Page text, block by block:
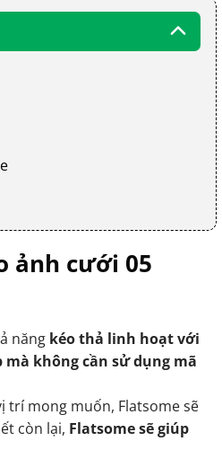
ảnh cưới 05
năng kéo thả linh hoạt với
không cần sử dụng mã
trí mong muốn, Flatsome sẽ
còn lại, Flatsome sẽ giúp